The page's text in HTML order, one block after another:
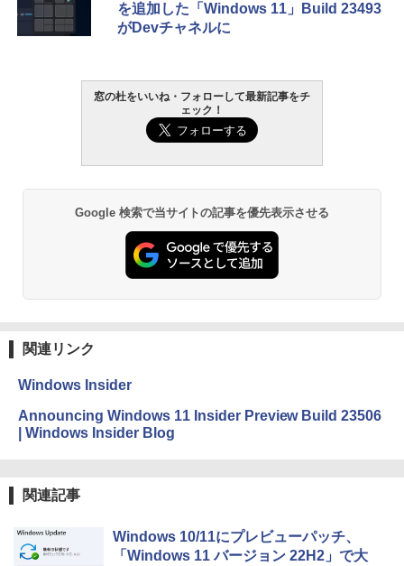
を追加した「Windows 11」Build 23493
がDevチャネルに
窓の杜をいいね・フォローして最新記事をチ
ェック！
Google 検索で当サイトの記事を優先表示させる
関連リンク
Windows Insider
Announcing Windows 11 Insider Preview Build 23506
| Windows Insider Blog
関連記事
Windows 10/11にプレビューパッチ、
「Windows 11 バージョン 22H2」で大